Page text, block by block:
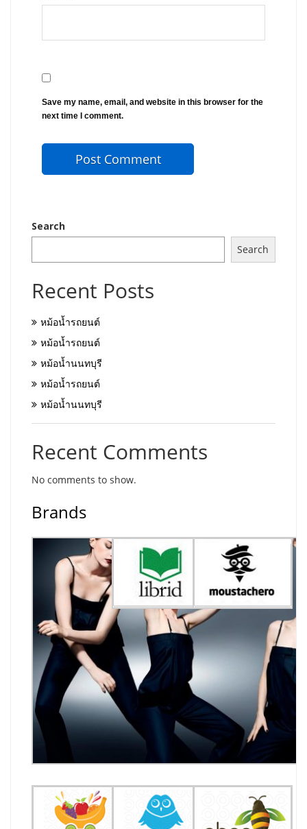
Save my name, email, and website in this browser for the
next time I comment.
Search
Search
Recent Posts
หม้อน้ำรถยนต์
หม้อน้ำรถยนต์
หม้อน้ำนนทบุรี
หม้อน้ำรถยนต์
หม้อน้ำนนทบุรี
Recent Comments
No comments to show.
Brands